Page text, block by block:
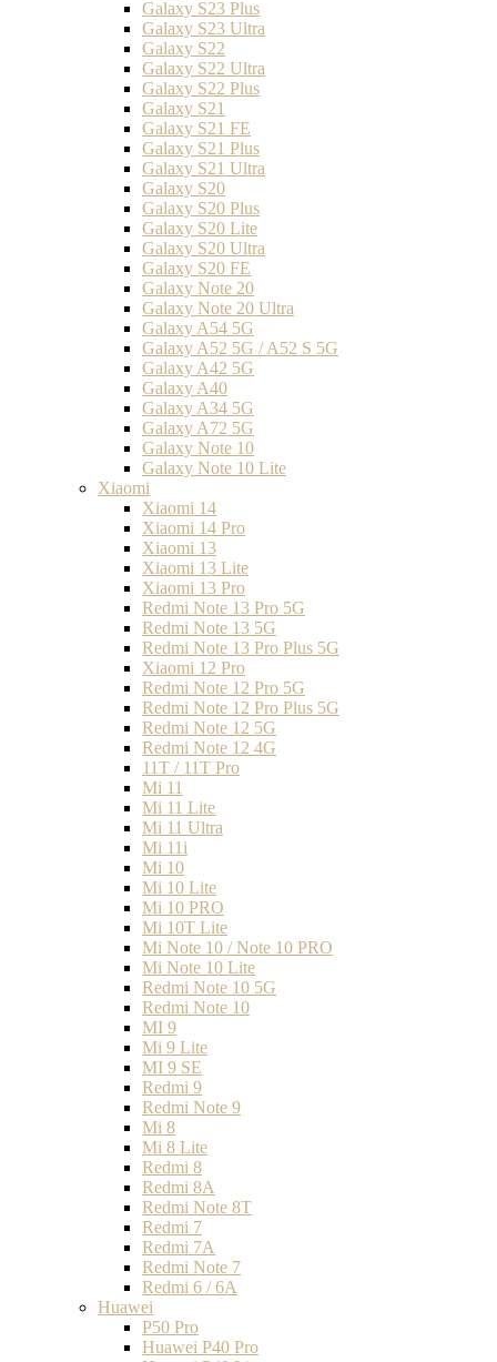
Galaxy S23 Plus
Galaxy S23 Ultra
Galaxy S22
Galaxy S22 Ultra
Galaxy S22 Plus
Galaxy S21
Galaxy S21 FE
Galaxy S21 Plus
Galaxy S21 Ultra
Galaxy S20
Galaxy S20 Plus
Galaxy S20 Lite
Galaxy S20 Ultra
Galaxy S20 FE
Galaxy Note 20
Galaxy Note 20 Ultra
Galaxy A54 5G
Galaxy A52 5G / A52 S 5G
Galaxy A42 5G
Galaxy A40
Galaxy A34 5G
Galaxy A72 5G
Galaxy Note 10
Galaxy Note 10 Lite
Xiaomi
Xiaomi 14
Xiaomi 14 Pro
Xiaomi 13
Xiaomi 13 Lite
Xiaomi 13 Pro
Redmi Note 13 Pro 5G
Redmi Note 13 5G
Redmi Note 13 Pro Plus 5G
Xiaomi 12 Pro
Redmi Note 12 Pro 5G
Redmi Note 12 Pro Plus 5G
Redmi Note 12 5G
Redmi Note 12 4G
11T / 11T Pro
Mi 11
Mi 11 Lite
Mi 11 Ultra
Mi 11i
Mi 10
Mi 10 Lite
Mi 10 PRO
Mi 10T Lite
Mi Note 10 / Note 10 PRO
Mi Note 10 Lite
Redmi Note 10 5G
Redmi Note 10
MI 9
Mi 9 Lite
MI 9 SE
Redmi 9
Redmi Note 9
Mi 8
Mi 8 Lite
Redmi 8
Redmi 8A
Redmi Note 8T
Redmi 7
Redmi 7A
Redmi Note 7
Redmi 6 / 6A
Huawei
P50 Pro
Huawei P40 Pro